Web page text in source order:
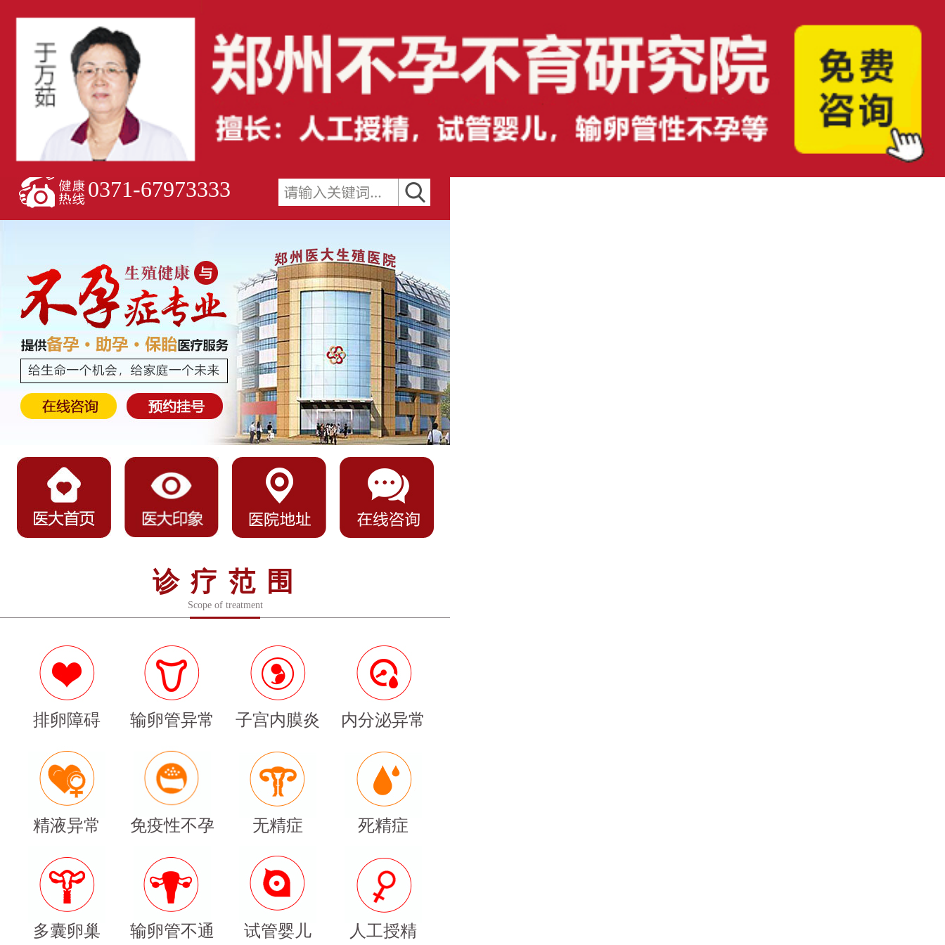
0371-67973333
诊疗范围
Scope of treatment
排卵障碍 输卵管异常 子宫内膜炎 内分泌异常
精液异常 免疫性不孕 无精症 死精症
多囊卵巢 输卵管不通 试管婴儿 人工授精